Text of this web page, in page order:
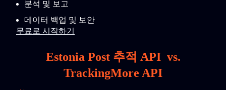
분석 및 보고
데이터 백업 및 보안
무료로 시작하기
Estonia Post 추적 API vs.
TrackingMore API